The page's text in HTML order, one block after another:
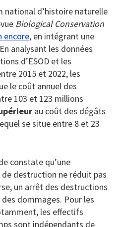
national d’histoire naturelle
Biological Conservation
encore, en intégrant une
analysant les données
d’ESOD et les
2015 et 2022, les
le coût annuel des
103 et 123 millions
au coût des dégâts
se situe entre 8 et 23
constate qu’une
destruction ne réduit pas
un arrêt des destructions
des dommages. Pour les
les effectifs
sont indépendants de